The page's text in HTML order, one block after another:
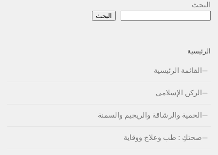
البحث
البحث
الرئيسية
القائمة الرئيسية
الركن الإسلامي
الحمية والرشاقة والريجيم والسمنة
صحتكِ : طب وعلاج ووقاية